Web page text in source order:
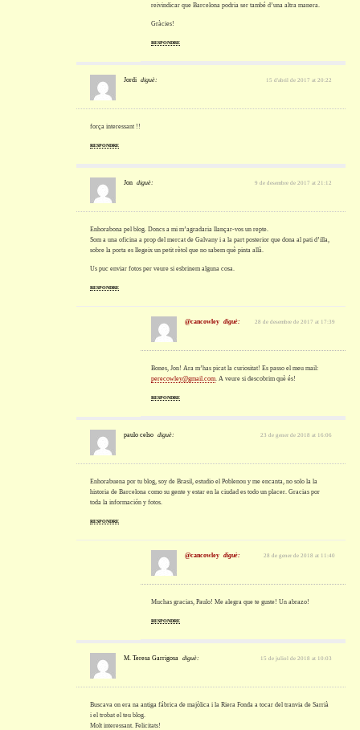
reivindicar que Barcelona podria ser també d’una altra manera.
Gràcies!
RESPONDRE
Jordi diguè: 15 d'abril de 2017 at 20:22
força interessant !!
RESPONDRE
Jon diguè: 9 de desembre de 2017 at 21:12
Enhorabona pel blog. Doncs a mi m’agradaria llançar-vos un repte.
Som a una oficina a prop del mercat de Galvany i a la part posterior que dona al pati d’illa,
sobre la porta es llegeix un petit rètol que no sabem què pinta allà.
Us puc enviar fotos per veure si esbrinem alguna cosa.
RESPONDRE
@cancowley diguè: 28 de desembre de 2017 at 17:39
Bones, Jon! Ara m’has picat la curiositat! Es passo el meu mail:
perecowley@gmail.com. A veure si descobrim què és!
RESPONDRE
paulo celso diguè: 23 de gener de 2018 at 16:06
Enhorabuena por tu blog, soy de Brasil, estudio el Poblenou y me encanta, no solo la la
historia de Barcelona como su gente y estar en la ciudad es todo un placer. Gracias por
toda la información y fotos.
RESPONDRE
@cancowley diguè: 28 de gener de 2018 at 11:40
Muchas gracias, Paulo! Me alegra que te guste! Un abrazo!
RESPONDRE
M. Teresa Garrigosa diguè: 15 de juliol de 2018 at 10:03
Buscava on era na antiga fábrica de majòlica i la Riera Fonda a tocar del tranvia de Sarrià
i el trobat el teu blog.
Molt interessant. Felicitats!